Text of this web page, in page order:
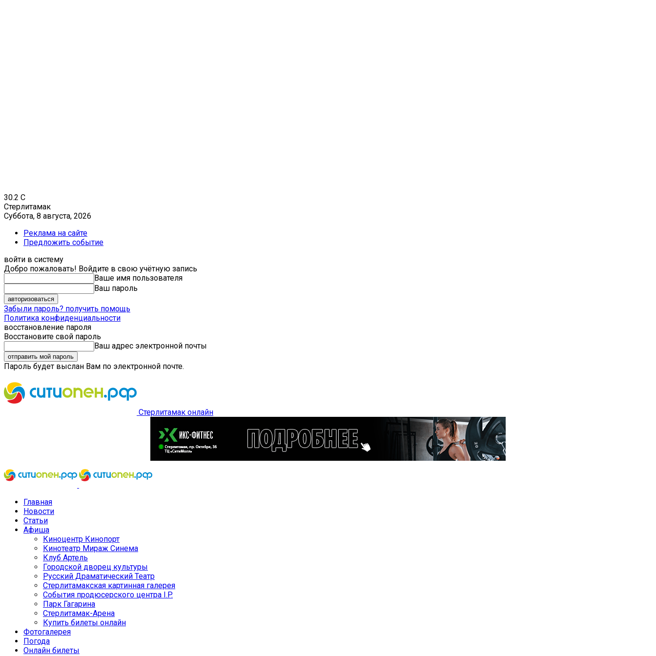
30.2 C
Стерлитамак
Суббота, 8 августа, 2026
Реклама на сайте
Предложить событие
войти в систему
Добро пожаловать! Войдите в свою учётную запись
Ваше имя пользователя
Ваш пароль
Забыли пароль? получить помощь
Политика конфиденциальности
восстановление пароля
Восстановите свой пароль
Ваш адрес электронной почты
Пароль будет выслан Вам по электронной почте.
Стерлитамак онлайн
Главная
Новости
Статьи
Афиша
Киноцентр Кинопорт
Кинотеатр Мираж Синема
Клуб Артель
Городской дворец культуры
Русский Драматический Театр
Стерлитамакская картинная галерея
События продюсерского центра I.P.
Парк Гагарина
Стерлитамак-Арена
Купить билеты онлайн
Фотогалерея
Погода
Онлайн билеты